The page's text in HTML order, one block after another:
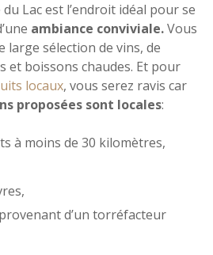
Lac est l’endroit idéal pour se
ambiance conviviale.Vous
sélection de vins, de
et boissons chaudes. Et pour
locaux, vous serez ravis car
proposées sont locales:
à moins de 30 kilomètres,
d’un torréfacteur